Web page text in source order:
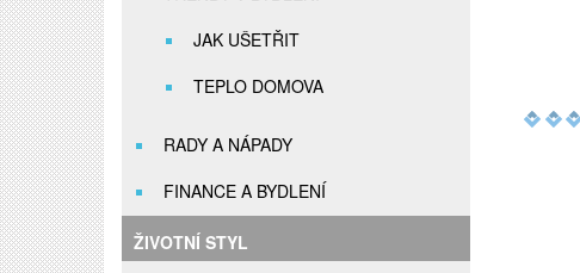
JAK UŠETŘIT
TEPLO DOMOVA
RADY A NÁPADY
FINANCE A BYDLENÍ
ŽIVOTNÍ STYL